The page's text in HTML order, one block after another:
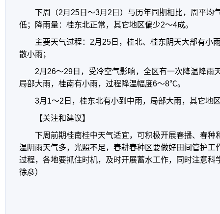
下周（2月25日～3月2日）与历年同期相比，周平均
低；降雨量：桂东北正常，其它地区偏少2～4成。
主要天气过程：2月25日，桂北、桂东阴天大部有小
散小雨；
2月26～29日，受冷空气影响，全区有一次降温降雨
局部大雨，桂南有小雨，过程降温幅度6～8℃。
3月1～2日，桂东北有小到中雨，局部大雨，其它地
【关注和建议】
下周前期桂南桂中天气适宜，可积极开展春播、春种
温阴雨天气多，光照不足，春耕春种区要做好田间管护工
过程，各地要抓住时机，及时开展蓄水工作，同时注意科
徐彦）